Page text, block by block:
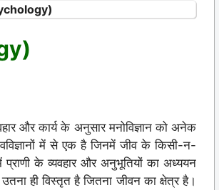
और कार्य के अनुसार मनोविज्ञान को अनेक
में से एक है जिनमें जीव के किसी-न-
प्राणी के व्यवहार और अनुभूतियों का अध्ययन
ही विस्तृत है जितना जीवन का क्षेत्र है।